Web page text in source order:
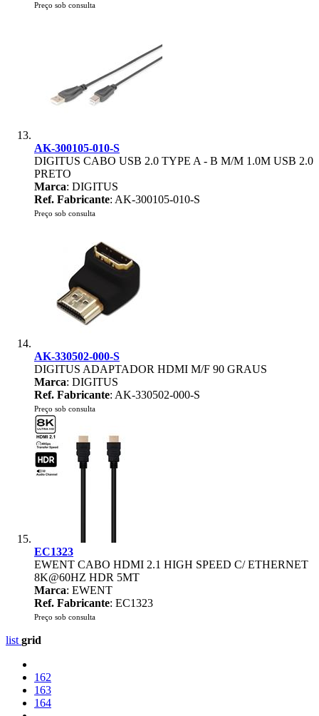
Preço sob consulta
AK-300105-010-S
DIGITUS CABO USB 2.0 TYPE A - B M/M 1.0M USB 2.0
PRETO
Marca: DIGITUS
Ref. Fabricante: AK-300105-010-S
Preço sob consulta
AK-330502-000-S
DIGITUS ADAPTADOR HDMI M/F 90 GRAUS
Marca: DIGITUS
Ref. Fabricante: AK-330502-000-S
Preço sob consulta
EC1323
EWENT CABO HDMI 2.1 HIGH SPEED C/ ETHERNET
8K@60HZ HDR 5MT
Marca: EWENT
Ref. Fabricante: EC1323
Preço sob consulta
list grid
162
163
164